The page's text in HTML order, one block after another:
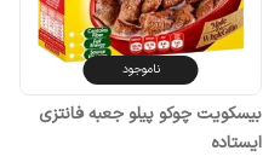
ناموجود
بیسکویت چوکو پیلو جعبه فانتزی
ایستاده